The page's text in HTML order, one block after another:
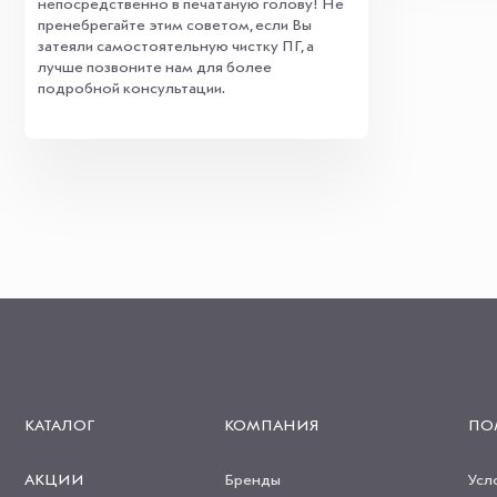
непосредственно в печатаную голову! Не
пренебрегайте этим советом, если Вы
затеяли самостоятельную чистку ПГ, а
лучше позвоните нам для более
подробной консультации.
КАТАЛОГ
АКЦИИ
КОМПАНИЯ
Бренды